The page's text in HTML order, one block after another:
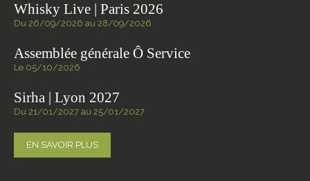
Whisky Live | Paris 2026
Du 26/09/2026 au 28/09/2026
Assemblée générale Ô Service
Le 05/10/2026
Sirha | Lyon 2027
Du 21/01/2027 au 25/01/2027
EN SAVOIR PLUS